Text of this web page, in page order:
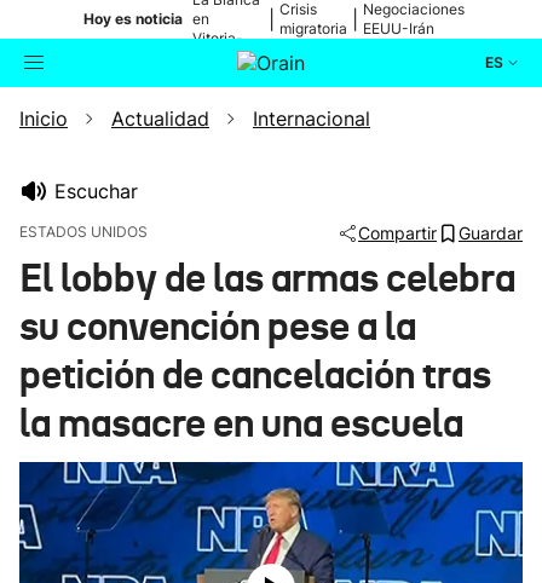
Hoy es noticia en
Vitoria-
Gasteiz
Crisis
migratoria
Negociaciones
EEUU-Irán
ES
Buscador Actualidad
Ikusmiran
Eguraldia
Inicio Actualidad Internacional
Escuchar
ESTADOS UNIDOS Compartir Guardar
El lobby de las armas celebra
su convención pese a la
petición de cancelación tras
la masacre en una escuela